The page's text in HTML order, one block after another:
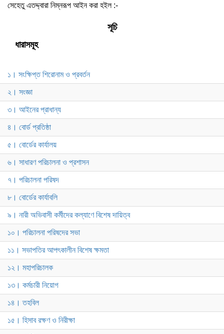
সেহেতু এতদ্দ্বারা নিম্নরূপ আইন করা হইল :-
সূচি
ধারাসমূহ
১। সংক্ষিপ্ত শিরোনাম ও প্রবর্তন
২। সংজ্ঞা
৩। আইনের প্রাধান্য
৪। বোর্ড প্রতিষ্ঠা
৫। বোর্ডের কার্যালয়
৬। সাধারণ পরিচালনা ও প্রশাসন
৭। পরিচালনা পরিষদ
৮। বোর্ডের কার্যাবলি
৯। নারী অভিবাসী কর্মীদের কল্যাণে বিশেষ দায়িত্ব
১০। পরিচালনা পরিষদের সভা
১১। সভাপতির আপৎকালীন বিশেষ ক্ষমতা
১২। মহাপরিচালক
১৩। কর্মচারী নিয়োগ
১৪। তহবিল
১৫। হিসাব রক্ষণ ও নিরীক্ষা